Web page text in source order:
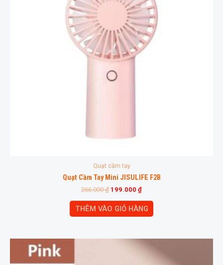
Quạt cầm tay
Quạt Cầm Tay Mini JISULIFE F2B
266.000₫ 199.000 ₫
THÊM VÀO GIỎ HÀNG